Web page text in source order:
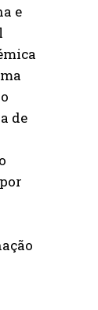
e
de